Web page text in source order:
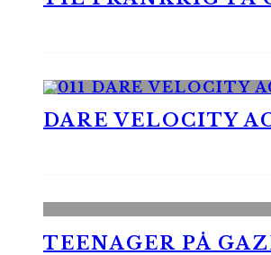
DARE VELOCITY
TEENAGER PÅ